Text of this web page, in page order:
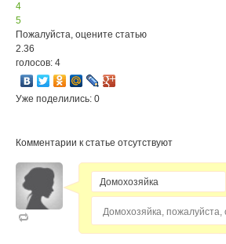
4
5
Пожалуйста, оцените статью
2.36
голосов: 4
Уже поделились: 0
Комментарии к статье отсутствуют